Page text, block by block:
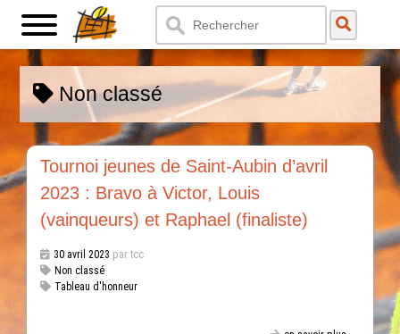
Non classé
Tournoi jeunes de Saint-Aubin d’avril
2023 : Bravo à Victor, Louis
(vainqueurs) et Raphael (finaliste)
30 avril 2023 par tcc
Non classé
Tableau d'honneur